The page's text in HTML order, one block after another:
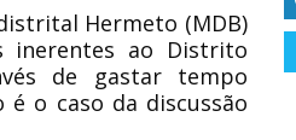
Hermeto (MDB)
inerentes ao Distrito
de gastar tempo
o caso da discussão